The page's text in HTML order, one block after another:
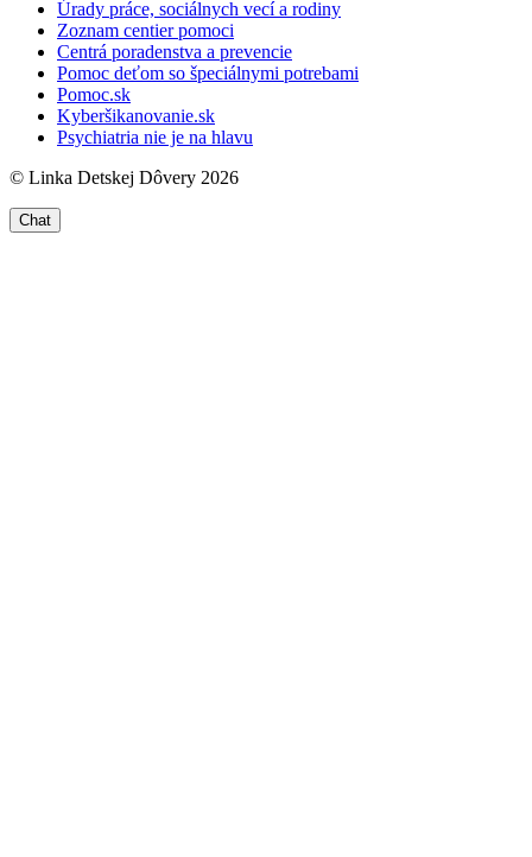
Úrady práce, sociálnych vecí a rodiny
Zoznam centier pomoci
Centrá poradenstva a prevencie
Pomoc deťom so špeciálnymi potrebami
Pomoc.sk
Kyberšikanovanie.sk
Psychiatria nie je na hlavu
© Linka Detskej Dôvery 2026